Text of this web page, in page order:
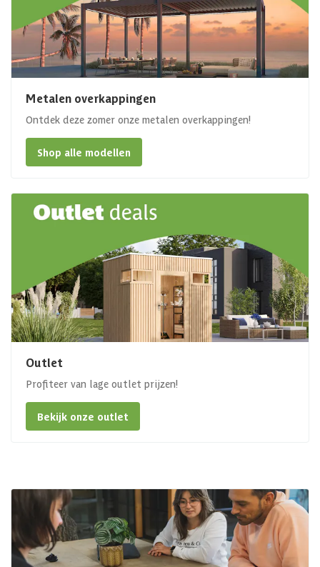
Metalen overkappingen
Ontdek deze zomer onze metalen overkappingen!
Shop alle modellen
Outlet
Profiteer van lage outlet prijzen!
Bekijk onze outlet